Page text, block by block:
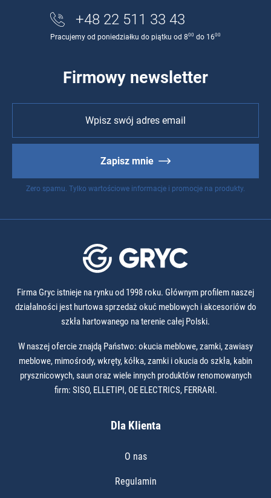
+48 22 511 33 43
Pracujemy od poniedziałku do piątku od 800 do 1600
Firmowy newsletter
Zapisz mnie
Zero spamu. Tylko wartościowe informacje i promocje na produkty.
Firma Gryc istnieje na rynku od 1998 roku. Głównym profilem naszej
działalności jest hurtowa sprzedaż okuć meblowych i akcesoriów do
szkła hartowanego na terenie całej Polski.
W naszej ofercie znajdą Państwo: okucia meblowe, zamki, zawiasy
meblowe, mimośrody, wkręty, kółka, zamki i okucia do szkła, kabin
prysznicowych, saun oraz wiele innych produktów renomowanych
firm: SISO, ELLETIPI, OE ELECTRICS, FERRARI.
Dla Klienta
O nas
Regulamin